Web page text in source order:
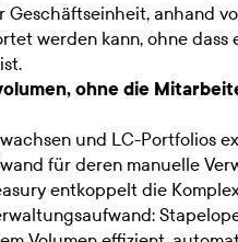
anhand
werden kann, ohne dass
ohne die
und LC-Portfolios
für deren manuelle
entkoppelt die